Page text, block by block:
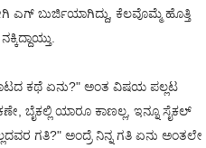
ಎಗ್ ಬುರ್ಜಿಯಾಗಿದ್ದು, ಕೆಲವೊಮ್ಮೆ ಹೊತ್ತಿ
ಕಥೆ ಏನು?" ಅಂತ ವಿಷಯ ಪಲ್ಲಟ
ಬೈಕಲ್ಲಿ ಯಾರೂ ಕಾಣಲ್ಲ, ಇನ್ನೂ ಸೈಕಲ್
ಗತಿ?" ಅಂದ್ರೆ ನಿನ್ನ ಗತಿ ಏನು ಅಂತಲೇ